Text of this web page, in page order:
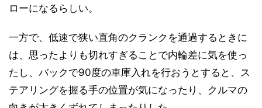
ローになるらしい。
一方で、低速で狭い直角のクランクを通過するときに
は、思ったよりも切れすぎることで内輪差に気を使っ
たし、バックで90度の車庫入れを行おうとすると、ス
テアリングを握る手の位置が気になったり、クルマの